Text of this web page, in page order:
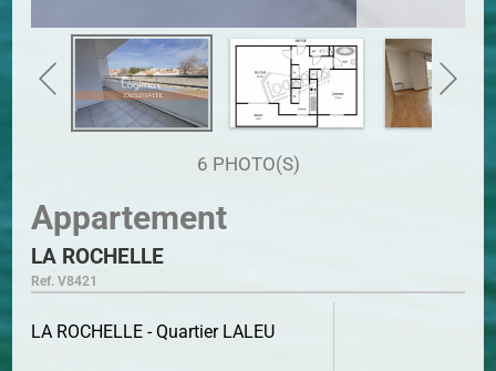
6 PHOTO(S)
Appartement
LA ROCHELLE
Ref. V8421
LA ROCHELLE - Quartier LALEU